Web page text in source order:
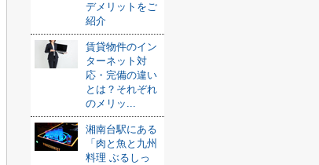
デメリットをご
紹介
賃貸物件のイン
ターネット対
応・完備の違い
とは？それぞれ
のメリッ...
湘南台駅にある
「肉と魚と九州
料理 ぶるしっ